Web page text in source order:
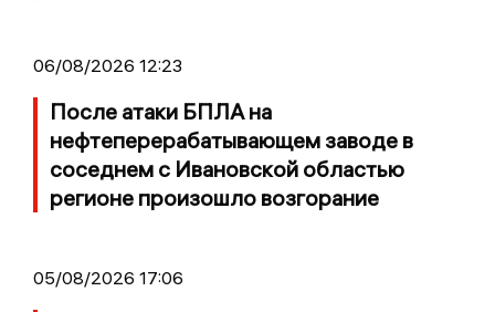
06/08/2026 12:23
После атаки БПЛА на
нефтеперерабатывающем заводе в
соседнем с Ивановской областью
регионе произошло возгорание
05/08/2026 17:06